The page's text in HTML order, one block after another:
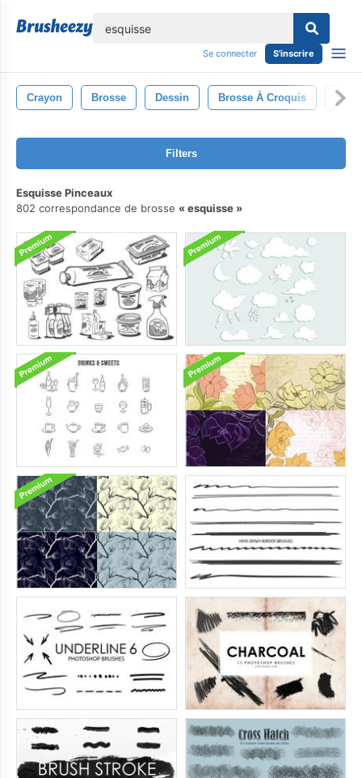
Se connecter S'inscrire
Crayon Brosse Dessin Brosse À Croquis Stylo
Filters
Esquisse Pinceaux
802 correspondance de brosse
esquisse